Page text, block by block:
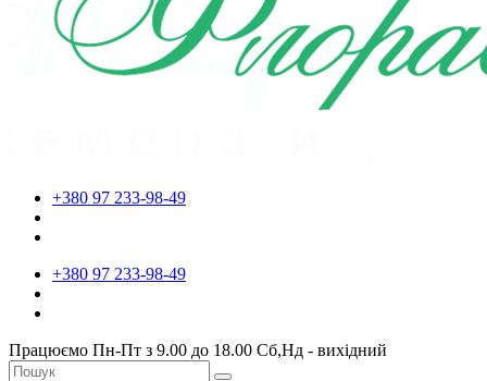
+380 97 233-98-49
+380 97 233-98-49
Працюємо Пн-Пт з 9.00 до 18.00 Сб,Нд - вихідний